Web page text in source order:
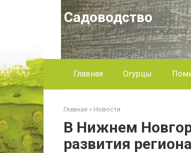
Садоводство
Садоводство — интернет журнал
другое!
Главная Огурцы
Главная » Новости
В Нижнем
развития